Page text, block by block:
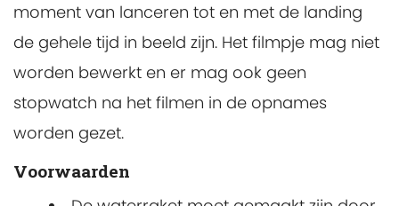
moment van lanceren tot en met de landing
de gehele tijd in beeld zijn. Het filmpje mag niet
worden bewerkt en er mag ook geen
stopwatch na het filmen in de opnames
worden gezet.
Voorwaarden